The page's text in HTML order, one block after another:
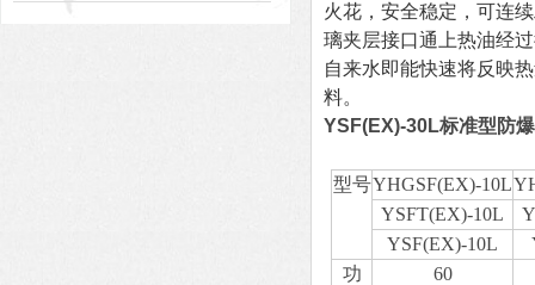
火花，安全稳定，可连
璃夹层接口通上热油经
自来水即能快速将反映
料。
YSF(EX)-30L标准型防
型号YHGSF(EX)-10L
YSFT(EX)-10L
YSF(EX)-10L
功
60